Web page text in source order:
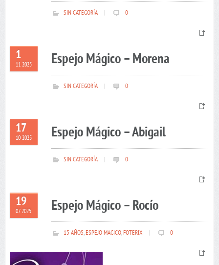
SIN CATEGORÍA 0
1
11 2025 Espejo Mágico – Morena
SIN CATEGORÍA 0
17
10 2025 Espejo Mágico – Abigail
SIN CATEGORÍA 0
19
07 2025 Espejo Mágico – Rocío
15 AÑOS,ESPEJO MAGICO,FOTERIX 0